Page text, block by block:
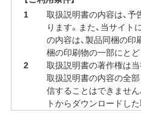
取扱説明書の内容は、
ります。また、当サイ
の内容は、製品同梱の印
梱の印刷物の一部にとど
取扱説明書の著作権は当
取扱説明書の内容の全部
信することはできません
トからダウンロードし